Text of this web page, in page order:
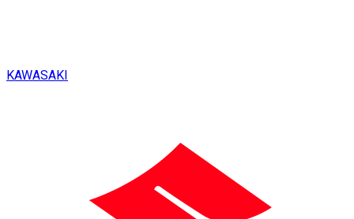
KAWASAKI